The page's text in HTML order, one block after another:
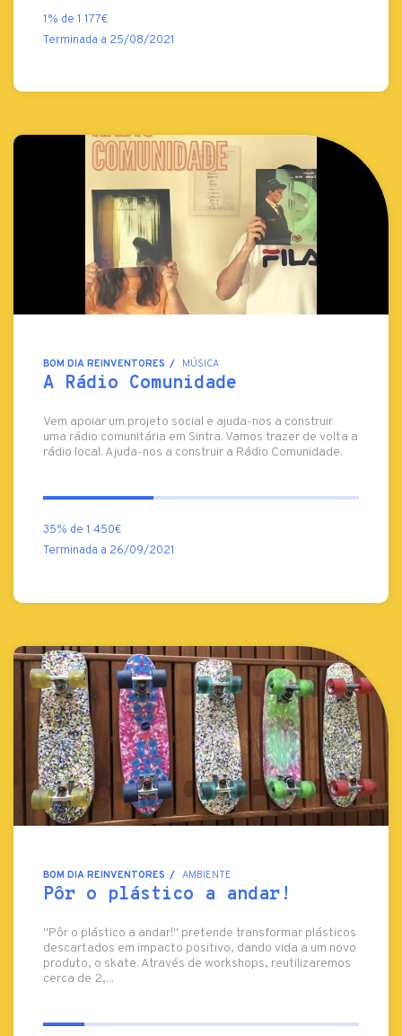
1% de 1 177€
Terminada a 25/08/2021
BOM DIA REINVENTORES MÚSICA
A Rádio Comunidade
Vem apoiar um projeto social e ajuda-nos a construir
uma rádio comunitária em Sintra. Vamos trazer de volta a
rádio local. Ajuda-nos a construir a Rádio Comunidade.
35% de 1 450€
Terminada a 26/09/2021
BOM DIA REINVENTORES AMBIENTE
Pôr o plástico a andar!
"Pôr o plástico a andar!" pretende transformar plásticos
descartados em impacto positivo, dando vida a um novo
produto, o skate. Através de workshops, reutilizaremos
cerca de 2,...